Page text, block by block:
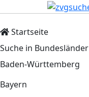
Startseite
Suche in Bundesländer
Baden-Württemberg
Bayern